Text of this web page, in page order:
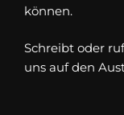
können.
Schreibt oder
uns auf den